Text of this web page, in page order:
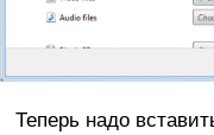
Теперь надо